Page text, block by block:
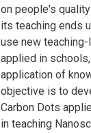
on people's
its teaching ends
use new
applied in
application of
objective is to
Carbon Dots
in teaching